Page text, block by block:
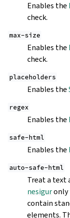
Enables the
check.
max-size
Enables the
check.
placeholders
Enables the
regex
Enables the
safe-html
Enables the
auto-safe-html
Treat a text
nesiguronly
contain
elements.